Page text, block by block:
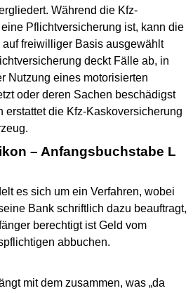
Während die Kfz-
Pflichtversicherung ist, kann die
freiwilliger Basis ausgewählt
deckt Fälle ab, in
Nutzung eines motorisierten
oder deren Sachen beschädigst
erstattet die Kfz-Kaskoversicherung
– Anfangsbuchstabe L
es sich um ein Verfahren, wobei
Bank schriftlich dazu beauftragt,
berechtigt ist Geld vom
abbuchen.
mit dem zusammen, was „da